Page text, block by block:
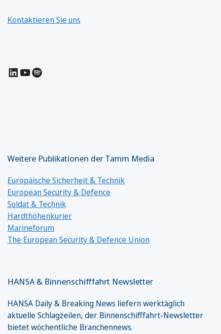
Kontaktieren Sie uns
LinkedIn
YouTube
Spotify
Weitere Publikationen der Tamm Media
Europäische Sicherheit & Technik
European Security & Defence
Soldat & Technik
Hardthöhenkurier
Marineforum
The European Security & Defence Union
HANSA & Binnenschifffahrt Newsletter
HANSA Daily & Breaking News liefern werktäglich
aktuelle Schlagzeilen, der Binnenschifffahrt-Newsletter
bietet wöchentliche Branchennews.